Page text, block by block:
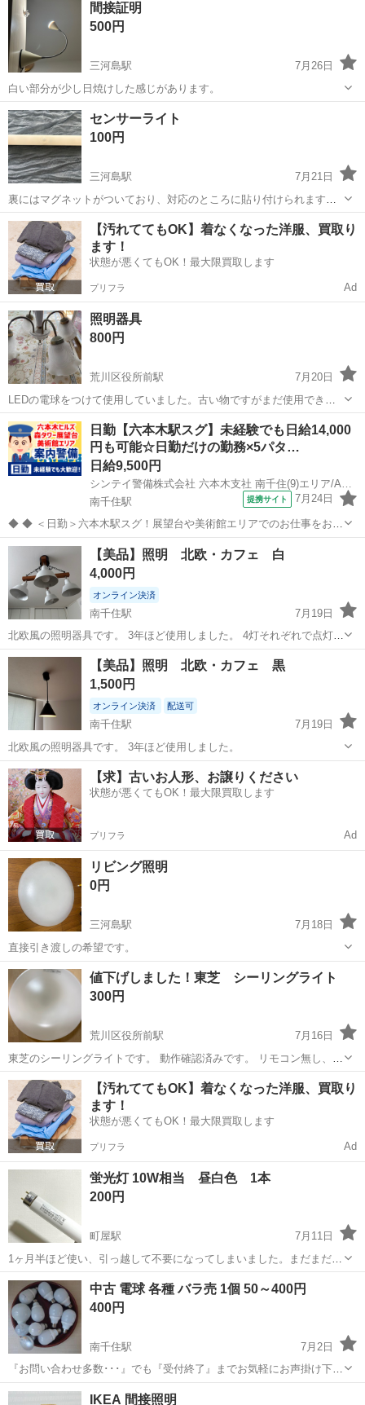
間接証明
500円
三河島駅
7月26日
白い部分が少し日焼けした感じがあります。
東京 荒川区 三河島駅 照明器具
センサーライト
100円
三河島駅
7月21日
裏にはマグネットがついており、対応のところに貼り付けられます。
クローゼットの中や玄関の足元などを照らす用にいかがでしょうか。
単4電池3本で使用できます。こちらには電池はつきません。ご自身で
ご準備ください。 🌟お取り引き...
東京 荒川区 三河島駅 照明器具
【汚れててもOK】着なくなった洋服、買取り
ます！
状態が悪くてもOK！最大限買取します
プリフラ Ad
照明器具
800円
荒川区役所前駅
7月20日
LEDの電球をつけて使用していました。古い物ですがまだ使用できま
す。
東京 荒川区 荒川区役所前駅 照明器具
日勤【六本木駅スグ】未経験でも日給14,000
円も可能☆日勤だけの勤務×5パタ…
日給9,500円
南千住駅
提携サイト 7月24日
◆ ◆ ＜日勤＞六本木駅スグ！展望台や美術館エリアでのお仕事をお願
いします！ 六本木駅といえばの＼六本木ヒルズ／での勤務♪ 来館者・
関係者が安全に過ごせるよう 案内などをお願いします！ 基本的に室内
での勤務なので環境もバ...
東京 荒川区 南千住駅 警備員
【美品】照明 北欧・カフェ 白
4,000円
オンライン決済
南千住駅
7月19日
北欧風の照明器具です。 3年ほど使用しました。 4灯それぞれで点灯す
ることが可能です。
東京 荒川区 南千住駅 照明器具
【美品】照明 北欧・カフェ 黒
1,500円
オンライン決済 配送可
南千住駅
7月19日
北欧風の照明器具です。 3年ほど使用しました。
東京 荒川区 南千住駅 照明器具
【求】古いお人形、お譲りください
状態が悪くてもOK！最大限買取します
プリフラ Ad
リビング照明
0円
三河島駅
7月18日
直接引き渡しの希望です。
東京 荒川区 三河島駅 照明器具 リビング
値下げしました！東芝 シーリングライト
300円
荒川区役所前駅
7月16日
東芝のシーリングライトです。 動作確認済みです。 リモコン無し、ア
タブタ無し。 早めの引き取りですと嬉しいです。 よろしくお願いいた
します。 中古品ですのでノークレーム。
東京 荒川区 荒川区役所前駅 照明器具
【汚れててもOK】着なくなった洋服、買取り
ます！
状態が悪くてもOK！最大限買取します
プリフラ Ad
蛍光灯 10W相当 昼白色 1本
200円
町屋駅
7月11日
1ヶ月半ほど使い、引っ越して不要になってしまいました。まだまだお
使い頂けると思います。 お渡しは町屋駅、新三河島駅、三河島駅、西
日暮里駅まであたりでお願いしたいです。 お問い合わせお待ちしてお
ります。 ライト 照明 1...
東京 荒川区 町屋駅 照明器具 LED
中古 電球 各種 バラ売 1個 50～400円
400円
南千住駅
7月2日
『お問い合わせ多数･･･』でも『受付終了』までお気軽にお声掛け下さ
い🤗 ご覧頂きありがとうございます ご希望の方はプロフより受け渡し
方法お選び下さいませ ～～～～～～～～～～～～～～～～～～～ 全て
東京 荒川区 南千住駅 照明器具
IKEA 間接照明